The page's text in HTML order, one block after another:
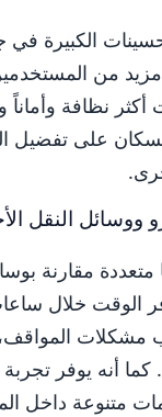
الكبيرة
من
نظافة وأماناً
على تفضيل
ووسائل النقل
متعددة مقارنة
الوقت خلال
مشكلات
كما أنه يوفر
متنوعة داخل